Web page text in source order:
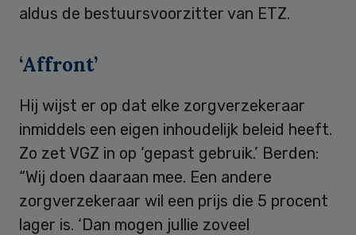
aldus de bestuursvoorzitter van ETZ.
‘Affront’
Hij wijst er op dat elke zorgverzekeraar
inmiddels een eigen inhoudelijk beleid heeft.
Zo zet VGZ in op ‘gepast gebruik.’ Berden:
“Wij doen daaraan mee. Een andere
zorgverzekeraar wil een prijs die 5 procent
lager is. ‘Dan mogen jullie zoveel